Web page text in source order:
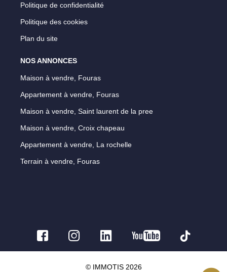
Politique de confidentialité
Politique des cookies
Plan du site
NOS ANNONCES
Maison à vendre, Fouras
Appartement à vendre, Fouras
Maison à vendre, Saint laurent de la pree
Maison à vendre, Croix chapeau
Appartement à vendre, La rochelle
Terrain à vendre, Fouras
© IMMOTIS 2026